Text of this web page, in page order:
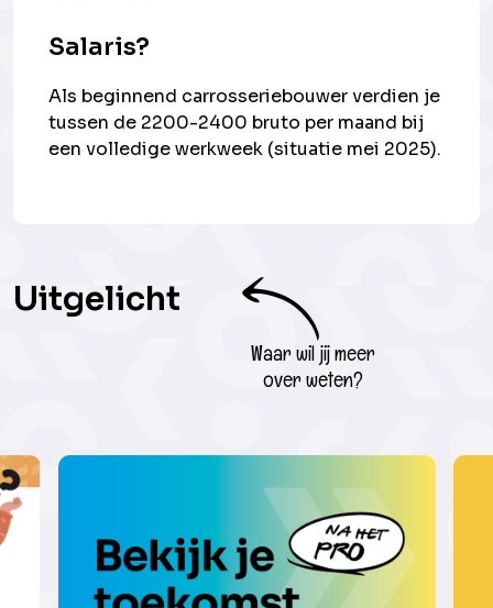
Salaris?
Als beginnend carrosseriebouwer verdien je
tussen de 2200-2400 bruto per maand bij
een volledige werkweek (situatie mei 2025).
Uitgelicht
Waar wil jij meer
over weten?